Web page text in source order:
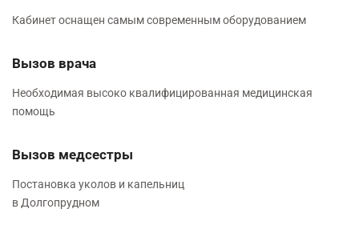
Кабинет оснащен самым современным оборудованием
Вызов врача
Необходимая высоко квалифицированная медицинская
помощь
Вызов медсестры
Постановка уколов и капельниц
в Долгопрудном